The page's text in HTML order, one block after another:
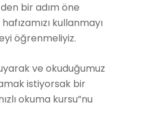
bir adım öne
kullanmayı
öğrenmeliyiz.
ve okuduğumuz
istiyorsak bir
okuma kursu”nu